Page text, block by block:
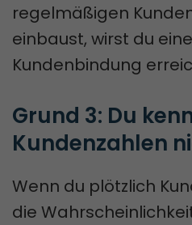
regelmäßigen
einbaust, wirst du
Kundenbindung
Grund 3: Du
Kundenzahlen
Wenn du plötzlich
die